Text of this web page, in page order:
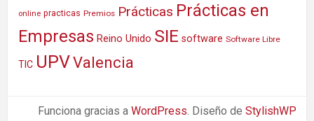
online practicas Premios Prácticas Prácticas en
Empresas Reino Unido SIE software Software Libre
TIC UPVValencia
Funciona gracias a WordPress. Diseño de StylishWP